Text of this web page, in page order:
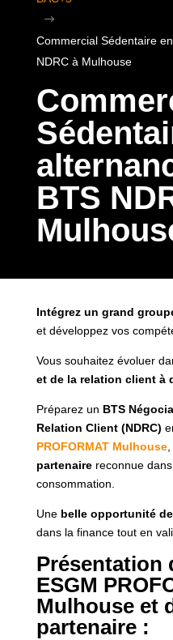
$
Commercial Sédentaire
NDRC à Mulhouse
BTS
Intégrez un grand
et développez vos
Vous souhaitez évoluer
et de la relation client à
Préparez un BTS
Relation Client (NDRC)
PROFORMAT Mulhouse,
partenairereconnue
consommation.
Une belle opportunité
dans la finance tout en
Présentation
ESGM
Mulhouse et
partenaire :